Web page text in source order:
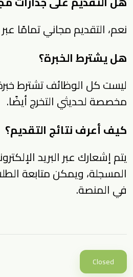
نعم، التقديم مجاني تمامًا
هل يشترط الخبرة؟
ليست كل الوظائف تشترط
مخصصة لحديثي التخرج أيضًا.
كيف أعرف نتائج التقديم؟
يتم إشعارك عبر البريد
المسجلة، ويمكن متابعة
في المنصة.
Closed